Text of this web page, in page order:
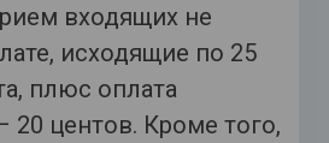
входящих не
исходящие по 25
плюс оплата
20 центов. Кроме того,